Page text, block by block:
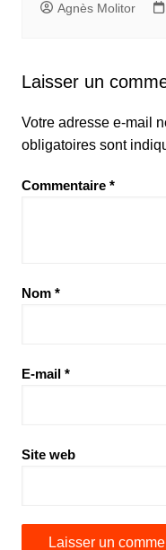
Agnès Molitor
Laisser un
Votre adresse e-mail
obligatoires sont
Commentaire *
Nom *
E-mail *
Site web